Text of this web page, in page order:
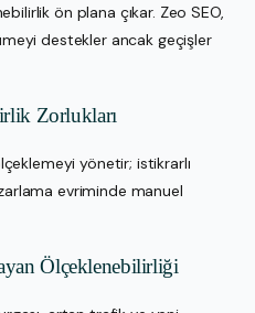
ön plana çıkar. Zeo SEO,
destekler ancak geçişler
Zorlukları
yönetir; istikrarlı
evriminde manuel
Ölçeklenebilirliği